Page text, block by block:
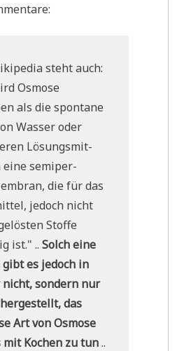
steht auch:
Osmo­se
als die spon­ta­ne
Was­ser oder
Lösungs­mit­
eine semi­per­
die für das
jedoch nicht
Stof­fe
ist." ..Solch eine
es jedoch in
son­dern nur
das
Art von Osmo­se
Kochen zu tun..